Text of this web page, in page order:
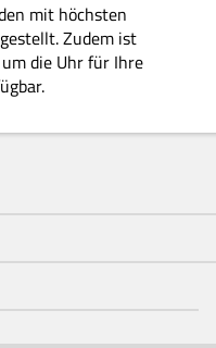
mit höchsten
Zudem ist
die Uhr für Ihre